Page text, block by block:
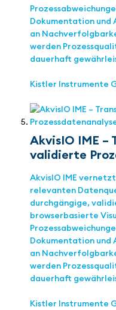
Dokumentation und
an
werden
dauerhaft
Kistler Instrumente
AkvisIO IME –
validierte
AkvisIO IME
relevanten
durchgängige,
browserbasierte
Dokumentation und
an
werden
dauerhaft
Kistler Instrumente